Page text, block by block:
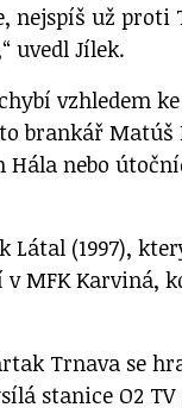
nejspíš už proti
uvedl Jílek.
vzhledem
brankář
nebo
Látal (1997),
MFK Karviná,
Trnava se
stanice O2 TV